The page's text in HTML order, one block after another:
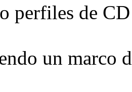
perfiles de
un marco